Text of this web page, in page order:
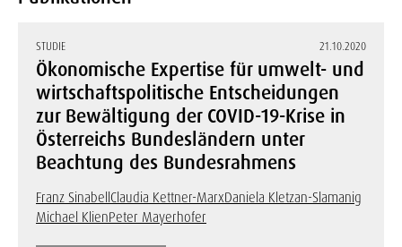
STUDIE 21.10.2020
Ökonomische Expertise für umwelt- und
wirtschaftspolitische Entscheidungen
zur Bewältigung der COVID-19-Krise in
Österreichs Bundesländern unter
Beachtung des Bundesrahmens
Franz SinabellClaudia Kettner-MarxDaniela Kletzan-Slamanig
Michael KlienPeter Mayerhofer